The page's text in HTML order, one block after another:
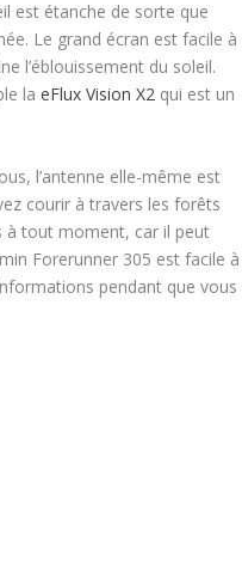
est étanche de sorte que
Le grand écran est facile à
l’éblouissement du soleil.
laeFlux Vision X2 qui est un
l’antenne elle-même est
courir à travers les forêts
à tout moment, car il peut
Forerunner 305 est facile à
pendant que vous